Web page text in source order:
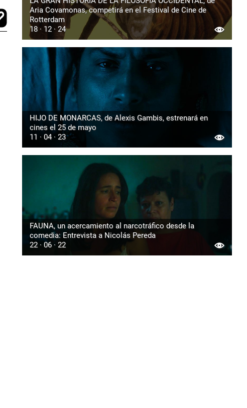
Aria Covamonas, competirá en el Festival de Cine de
Rotterdam
18 · 12 · 24
HIJO DE MONARCAS, de Alexis Gambis, estrenará en
cines el 25 de mayo
11 · 04 · 23
FAUNA, un acercamiento al narcotráfico desde la
comedia: Entrevista a Nicolás Pereda
22 · 06 · 22